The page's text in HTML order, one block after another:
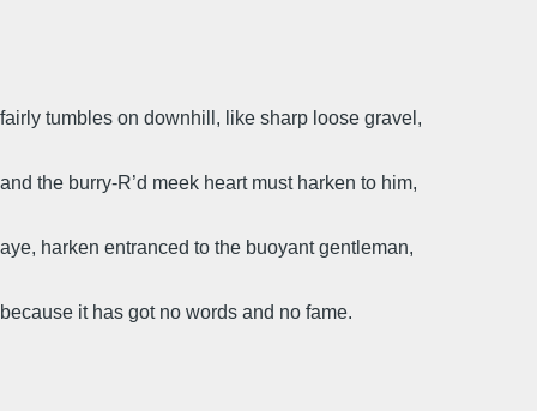
fairly tumbles on downhill, like sharp loose gravel,
and the burry-R’d meek heart must harken to him,
aye, harken entranced to the buoyant gentleman,
because it has got no words and no fame.